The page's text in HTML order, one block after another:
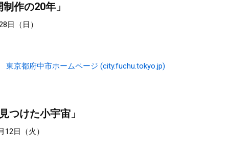
作の20年」
日（日）
京都府中市ホームページ (city.fuchu.tokyo.jp)
つけた小宇宙」
日（火）